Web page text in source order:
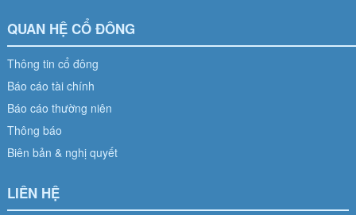
QUAN HỆ CỔ ĐÔNG
Thông tin cổ đông
Báo cáo tài chính
Báo cáo thường niên
Thông báo
Biên bản & nghị quyết
LIÊN HỆ